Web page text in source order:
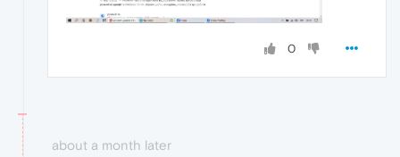
0
about a month later